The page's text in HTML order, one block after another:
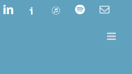
LinkedIn
Ivoox ITunes Spotify